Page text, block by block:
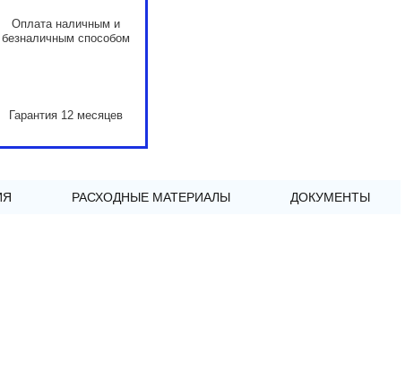
Оплата наличным и
безналичным способом
Гарантия 12 месяцев
РАСХОДНЫЕ МАТЕРИАЛЫ ДОКУМЕНТЫ